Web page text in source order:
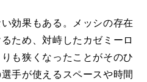
効果もある。メッシの存在
ため、対峙したカゼミーロ
も狭くなったことがそのひ
手が使えるスペースや時間